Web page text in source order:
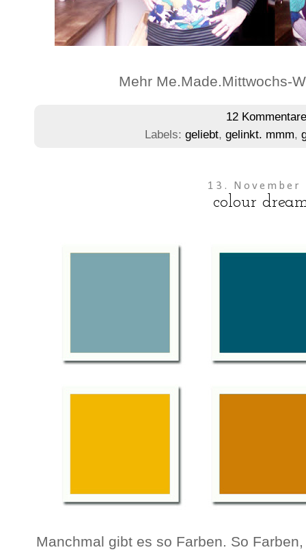
Mehr Me.Made.Mittwochs-
12
Labels: geliebt, gelinkt. mmm,
13. November
colour
Manchmal gibt es so Farben. So